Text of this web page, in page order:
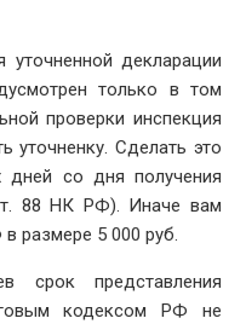
уточненной декларации
только в том
проверки инспекция
уточненку. Сделать это
дней со дня получения
88 НК РФ). Иначе вам
размере 5 000 руб.
срок представления
кодексом РФ не